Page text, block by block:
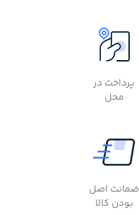
پرداخت در
محل
ضمانت اصل
بودن کالا